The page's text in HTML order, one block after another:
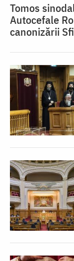
Tomos
Autocefale
canonizării